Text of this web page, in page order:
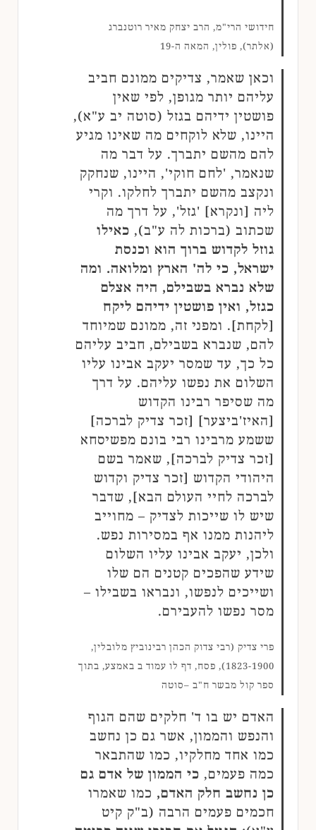
חידושי הרי"מ, הרב יצחק מאיר רוטנברג
(אלתר), פולין, המאה ה-19
וכאן שאמר, צדיקים ממונם חביב
עליהם יותר מגופן, לפי שאין
פושטין ידיהם בגזל (סוטה יב ע"א),
היינו, שלא לוקחים מה שאינו מגיע
להם מהשם יתברך. על דבר מה
שנאמר, 'לחם חוקי', היינו, שנחקק
ונקצב מהשם יתברך לחלקו. וקרי
ליה [ונקרא] 'גזל', על דרך מה
שכתוב (ברכות לה ע"ב), כאילו
גוזל לקדוש ברוך הוא וכנסת
ישראל, כי לה' הארץ ומלואה. ומה
שלא נברא בשבילם, היה אצלם
כגזל, ואין פושטין ידיהם ליקח
[לקחת]. ומפני זה, ממונם שמיוחד
להם, שנברא בשבילם, חביב עליהם
כל כך, עד שמסר יעקב אבינו עליו
השלום את נפשו עליהם. על דרך
מה שסיפר רבינו הקדוש
[האיז'ביצער] [זכר צדיק לברכה]
ששמע מרבינו רבי בונם מפשיסחא
[זכר צדיק לברכה], שאמר בשם
היהודי הקדוש [זכר צדיק וקדוש
לברכה לחיי העולם הבא], שדבר
שיש לו שייכות לצדיק – מחוייב
ליהנות ממנו אף במסירות נפש.
ולכן, יעקב אבינו עליו השלום
שידע שהפכים קטנים הם שלו
ושייכים לנפשו, ונבראו בשבילו –
מסר נפשו להעבירם.
פרי צדיק (רבי צדוק הכהן רבינוביץ מלובלין,
1823-1900), פסח, דף לו עמוד ב באמצע, בתוך
ספר קול מבשר ח"ב –סוטה
האדם יש בו ד' חלקים שהם הגוף
והנפש והממון, אשר גם כן נחשב
כמו אחד מחלקיו, כמו שהתבאר
כמה פעמים, כי הממון של אדם גם
כן נחשב חלק האדם, כמו שאמרו
חכמים פעמים הרבה (ב"ק קיט